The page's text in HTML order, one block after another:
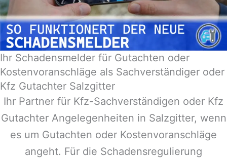
Ihr Schadensmelder für Gutachten oder
Kostenvoranschläge als Sachverständiger oder
Kfz Gutachter Salzgitter
Ihr Partner für Kfz-Sachverständigen oder Kfz
Gutachter Angelegenheiten in Salzgitter, wenn
es um Gutachten oder Kostenvoranschläge
angeht. Für die Schadensregulierung